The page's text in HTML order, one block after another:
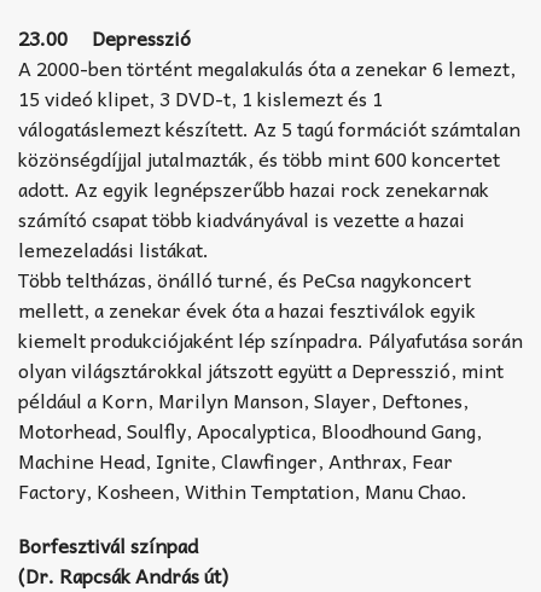
23.00 Depresszió
A 2000-ben történt megalakulás óta a zenekar 6 lemezt,
15 videó klipet, 3 DVD-t, 1 kislemezt és 1
válogatáslemezt készített. Az 5 tagú formációt számtalan
közönségdíjjal jutalmazták, és több mint 600 koncertet
adott. Az egyik legnépszerűbb hazai rock zenekarnak
számító csapat több kiadványával is vezette a hazai
lemezeladási listákat.
Több teltházas, önálló turné, és PeCsa nagykoncert
mellett, a zenekar évek óta a hazai fesztiválok egyik
kiemelt produkciójaként lép színpadra. Pályafutása során
olyan világsztárokkal játszott együtt a Depresszió, mint
például a Korn, Marilyn Manson, Slayer, Deftones,
Motorhead, Soulfly, Apocalyptica, Bloodhound Gang,
Machine Head, Ignite, Clawfinger, Anthrax, Fear
Factory, Kosheen, Within Temptation, Manu Chao.
Borfesztivál színpad
(Dr. Rapcsák András út)